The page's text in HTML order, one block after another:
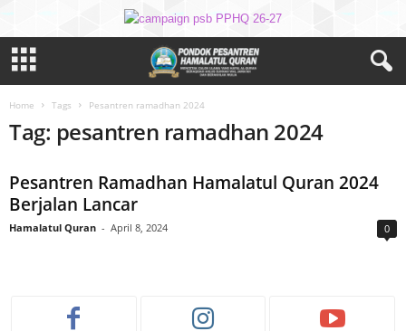
Home Tags Pesantren ramadhan 2024
Tag: pesantren ramadhan 2024
Pesantren Ramadhan Hamalatul Quran 2024
Berjalan Lancar
Hamalatul Quran - April 8, 2024 0